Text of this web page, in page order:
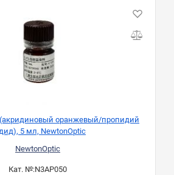
(акридиновый оранжевый/пропидий
5 мл, NewtonOptic
NewtonOptic
Кат. №:N3AP050